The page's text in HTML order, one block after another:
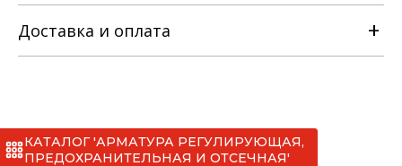
с
РЭ на клапан запорный фланцевый с
Сертификаты
Доставка и оплата
*
КАТАЛОГ 'АРМАТУРА РЕГУЛИРУЮЩАЯ,
ПРЕДОХРАНИТЕЛЬНАЯ И ОТСЕЧНАЯ'